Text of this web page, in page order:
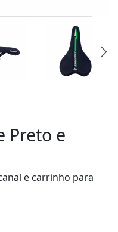
Preto e
e carrinho para